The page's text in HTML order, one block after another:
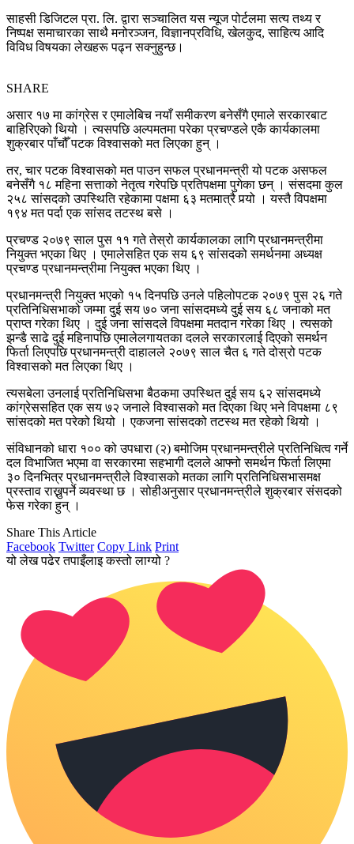
साहसी डिजिटल प्रा. लि. द्वारा सञ्चालित यस न्यूज पोर्टलमा सत्य तथ्य र
निष्पक्ष समाचारका साथै मनोरञ्जन, विज्ञानप्रविधि, खेलकुद, साहित्य आदि
विविध विषयका लेखहरू पढ्न सक्नुहुन्छ।
SHARE
असार १७ मा कांग्रेस र एमालेबिच नयाँ समीकरण बनेसँगै एमाले सरकारबाट
बाहिरिएको थियो । त्यसपछि अल्पमतमा परेका प्रचण्डले एकै कार्यकालमा
शुक्रबार पाँचौँ पटक विश्वासको मत लिएका हुन् ।
तर, चार पटक विश्वासको मत पाउन सफल प्रधानमन्त्री यो पटक असफल
बनेसँगै १८ महिना सत्ताको नेतृत्व गरेपछि प्रतिपक्षमा पुगेका छन् । संसदमा कुल
२५८ सांसदको उपस्थिति रहेकामा पक्षमा ६३ मतमात्रै पर्‍यो । यस्तै विपक्षमा
१९४ मत पर्दा एक सांसद तटस्थ बसे ।
प्रचण्ड २०७९ साल पुस ११ गते तेस्रो कार्यकालका लागि प्रधानमन्त्रीमा
नियुक्त भएका थिए । एमालेसहित एक सय ६९ सांसदको समर्थनमा अध्यक्ष
प्रचण्ड प्रधानमन्त्रीमा नियुक्त भएका थिए ।
प्रधानमन्त्री नियुक्त भएको १५ दिनपछि उनले पहिलोपटक २०७९ पुस २६ गते
प्रतिनिधिसभाको जम्मा दुई सय ७० जना सांसदमध्ये दुई सय ६८ जनाको मत
प्राप्त गरेका थिए । दुई जना सांसदले विपक्षमा मतदान गरेका थिए । त्यसको
झन्डै साढे दुई महिनापछि एमालेलगायतका दलले सरकारलाई दिएको समर्थन
फिर्ता लिएपछि प्रधानमन्त्री दाहालले २०७९ साल चैत ६ गते दोस्रो पटक
विश्वासको मत लिएका थिए ।
त्यसबेला उनलाई प्रतिनिधिसभा बैठकमा उपस्थित दुई सय ६२ सांसदमध्ये
कांग्रेससहित एक सय ७२ जनाले विश्वासको मत दिएका थिए भने विपक्षमा ८९
सांसदको मत परेको थियो । एकजना सांसदको तटस्थ मत रहेको थियो ।
संविधानको धारा १०० को उपधारा (२) बमोजिम प्रधानमन्त्रीले प्रतिनिधित्व गर्ने
दल विभाजित भएमा वा सरकारमा सहभागी दलले आफ्नो समर्थन फिर्ता लिएमा
३० दिनभित्र प्रधानमन्त्रीले विश्वासको मतका लागि प्रतिनिधिसभासमक्ष
प्रस्ताव राख्नुपर्ने व्यवस्था छ । सोहीअनुसार प्रधानमन्त्रीले शुक्रबार संसदको
फेस गरेका हुन् ।
Share This Article
Facebook Twitter Copy Link Print
यो लेख पढेर तपाइँलाइ कस्तो लाग्यो ?